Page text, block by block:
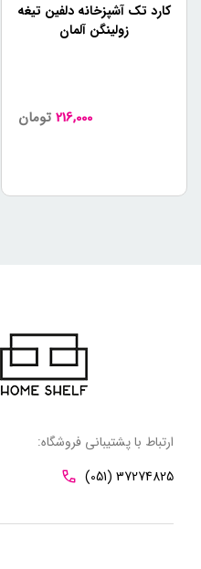
کارد تک آشپزخانه دلفین تیغه
زولینگن آلمان
216,000 تومان
ارتباط با پشتیبانی فروشگاه:
(051) 37274825